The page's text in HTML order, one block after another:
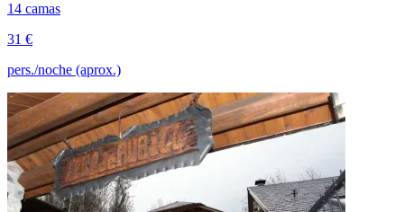
14 camas
31 €
pers./noche (aprox.)